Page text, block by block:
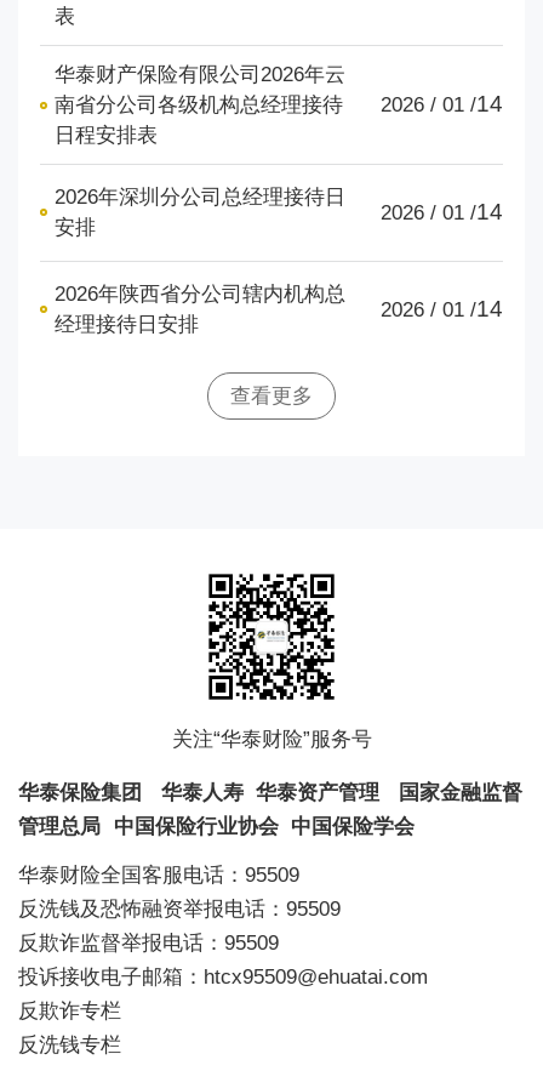
表
华泰财产保险有限公司2026年云
南省分公司各级机构总经理接待
日程安排表
2026 / 01 /14
2026年深圳分公司总经理接待日
安排
2026 / 01 /14
2026年陕西省分公司辖内机构总
经理接待日安排
2026 / 01 /14
查看更多
关注“华泰财险”服务号
华泰保险集团 华泰人寿 华泰资产管理
国家金融监督
管理总局
中国保险行业协会 中国保险学会
华泰财险全国客服电话：95509
反洗钱及恐怖融资举报电话：95509
反欺诈监督举报电话：95509
投诉接收电子邮箱：htcx95509@ehuatai.com
反欺诈专栏
反洗钱专栏